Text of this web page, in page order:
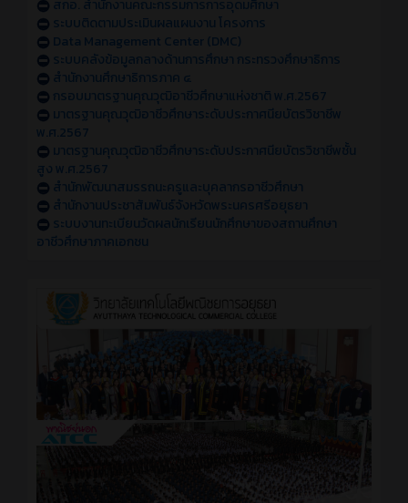
สกอ. สำนักงานคณะกรรมการการอุดมศึกษา
ระบบติดตามประเมินผลแผนงาน โครงการ
Data Management Center (DMC)
ระบบคลังข้อมูลกลางด้านการศึกษา กระทรวงศึกษาธิการ
สำนักงานศึกษาธิการภาค ๔
กรอบมาตรฐานคุณวุฒิอาชีวศึกษาแห่งชาติ พ.ศ.2567
มาตรฐานคุณวุฒิอาชีวศึกษาระดับประกาศนียบัตรวิชาชีพ
พ.ศ.2567
มาตรฐานคุณวุฒิอาชีวศึกษาระดับประกาศนียบัตรวิชาชีพชั้น
สูง พ.ศ.2567
สำนักพัฒนาสมรรถนะครูและบุคลากรอาชีวศึกษา
สำนักงานประชาสัมพันธ์จังหวัดพระนครศรีอยุธยา
ระบบงานทะเบียนวัดผลนักเรียนนักศึกษาของสถานศึกษา
อาชีวศึกษาภาคเอกชน